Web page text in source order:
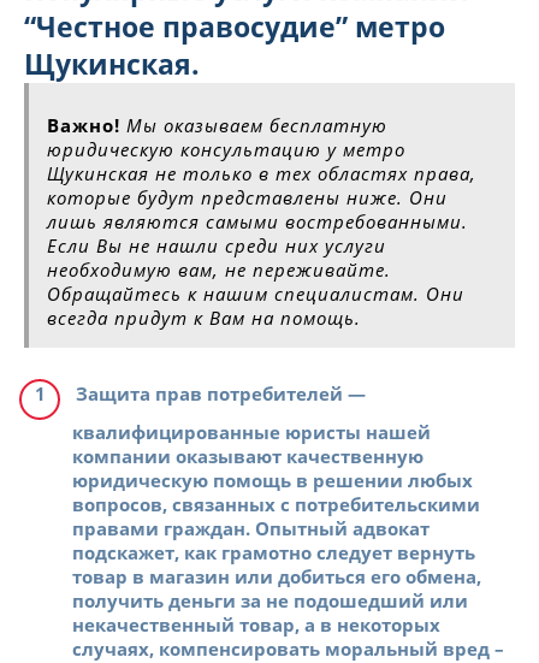
“Честное правосудие” метро
Щукинская.
Важно! Мы оказываем бесплатную
юридическую консультацию у метро
Щукинская не только в тех областях права,
которые будут представлены ниже. Они
лишь являются самыми востребованными.
Если Вы не нашли среди них услуги
необходимую вам, не переживайте.
Обращайтесь к нашим специалистам. Они
всегда придут к Вам на помощь.
Защита прав потребителей —
квалифицированные юристы нашей
компании оказывают качественную
юридическую помощь в решении любых
вопросов, связанных с потребительскими
правами граждан. Опытный адвокат
подскажет, как грамотно следует вернуть
товар в магазин или добиться его обмена,
получить деньги за не подошедший или
некачественный товар, а в некоторых
случаях, компенсировать моральный вред –